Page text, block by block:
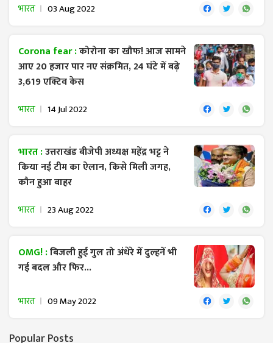
भारत 03 Aug 2022
Corona fear :कोरोना का खौफ! आज सामने
आए 20 हजार पार नए संक्रमित, 24 घंटे में बढ़े
3,619 एक्टिव केस
भारत 14 Jul 2022
भारत :उत्तराखंड बीजेपी अध्यक्ष महेंद्र भट्ट ने
किया नई टीम का ऐलान, किसे मिली जगह,
कौन हुआ बाहर
भारत 23 Aug 2022
OMG! :बिजली हुई गुल तो अंधेरे में दुल्हनें भी
गई बदल और फिर...
भारत 09 May 2022
Popular Posts